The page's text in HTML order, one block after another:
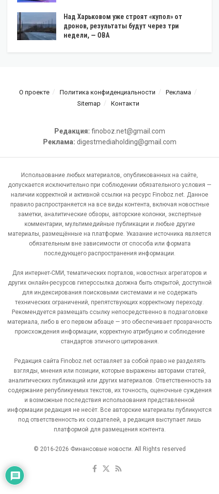
Над Харьковом уже строят «купол» от
дронов, результаты будут через три
недели, — ОВА
О проекте Политика конфиденциальности
Реклама
Sitemap
Контакти
Редакция: finoboz.net@gmail.com
Реклама: digestmediaholding@gmail.com
Использование любых материалов, опубликованных на сайте,
допускается исключительно при соблюдении обязательного условия —
наличии корректной и активной ссылки на ресурс Finoboz.net. Данное
правило распространяется на все виды контента, включая новостные
заметки, аналитические обзоры, авторские колонки, экспертные
комментарии, мультимедийные публикации и любые другие
материалы, размещённые на платформе. Указание источника является
обязательным вне зависимости от способа или формата
последующего распространения информации.
Для интернет-СМИ, тематических порталов, новостных агрегаторов и
других онлайн-ресурсов гиперссылка должна быть открытой, доступной
для индексирования поисковыми системами и не содержать
технических ограничений, препятствующих корректному переходу.
Рекомендуется размещать ссылку непосредственно в подзаголовке
материала, либо в его первом абзаце — это обеспечивает прозрачность
происхождения информации, корректную атрибуцию и соблюдение
стандартов этичного цитирования.
Редакция сайта Finoboz.net оставляет за собой право не разделять
взгляды, мнения или позиции, которые выражены авторами статей,
аналитических публикаций или других материалов. Ответственность за
содержание републикуемых текстов, их точность, оценочные суждения
и возможные последствия использования представленной
информации редакция не несёт. Все авторские материалы публикуются
под ответственность их создателей, а редакция выступает лишь
платформой для размещения контента.
© 2016-2026 Финансовые новости. All Rights reserved